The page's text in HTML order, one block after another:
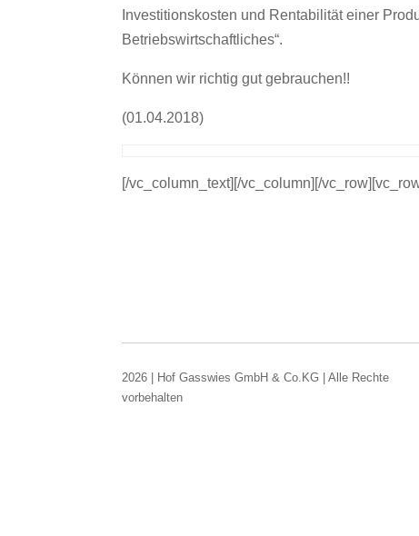
Investitionskosten und Rentabilität einer
Betriebswirtschaftliches“.
Können wir richtig gut gebrauchen!!
(01.04.2018)
[/vc_column_text][/vc_column][/
2026 | Hof Gasswies GmbH & Co.KG | Alle Rechte
vorbehalten